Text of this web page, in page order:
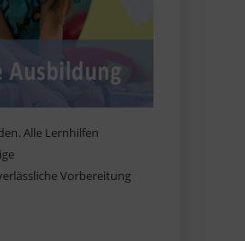
Alle Lernhilfen
Vorbereitung